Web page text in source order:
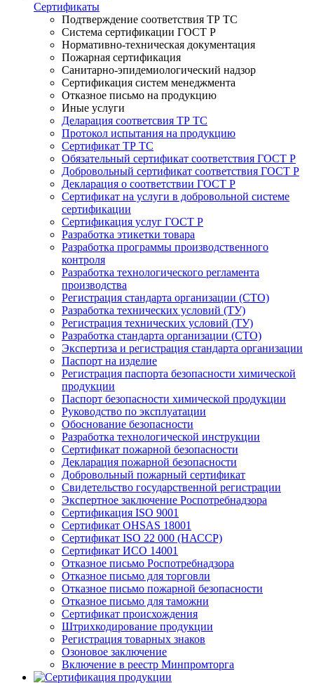
Сертификаты
Подтверждение соответствия ТР ТС
Система сертификации ГОСТ Р
Нормативно-техническая документация
Пожарная сертификация
Санитарно-эпидемиологический надзор
Сертификация систем менеджмента
Отказное письмо на продукцию
Иные услуги
Деларация соответсвия ТР ТС
Протокол испытания на продукцию
Сертификат ТР ТС
Обязательный сертификат соответствия ГОСТ Р
Добровольный сертификат соответствия ГОСТ Р
Декларация о соответствии ГОСТ Р
Сертификат на услуги в добровольной системе
сертификации
Сертификация услуг ГОСТ Р
Разработка этикетки товара
Разработка программы производственного
контроля
Разработка технологического регламента
производства
Регистрация стандарта организации (СТО)
Разработка технических условий (ТУ)
Регистрация технических условий (ТУ)
Разработка стандарта организации (СТО)
Экспертиза и регистрация стандарта организации
Паспорт на изделие
Регистрация паспорта безопасности химической
продукции
Паспорт безопасности химической продукции
Руководство по эксплуатации
Обоснование безопасности
Разработка технологической инструкции
Сертификат пожарной безопасности
Декларация пожарной безопасности
Добровольный пожарный сертификат
Свидетельство государственной регистрации
Экспертное заключение Роспотребнадзора
Сертификация ISO 9001
Сертификат OHSAS 18001
Сертификат ISO 22 000 (НАССР)
Сертификат ИСО 14001
Отказное письмо Роспотребнадзора
Отказное письмо для торговли
Отказное письмо пожарной безопасности
Отказное письмо для таможни
Сертификат происхождения
Штрихкодирование продукции
Регистрация товарных знаков
Озоновое заключение
Включение в реестр Минпромторга